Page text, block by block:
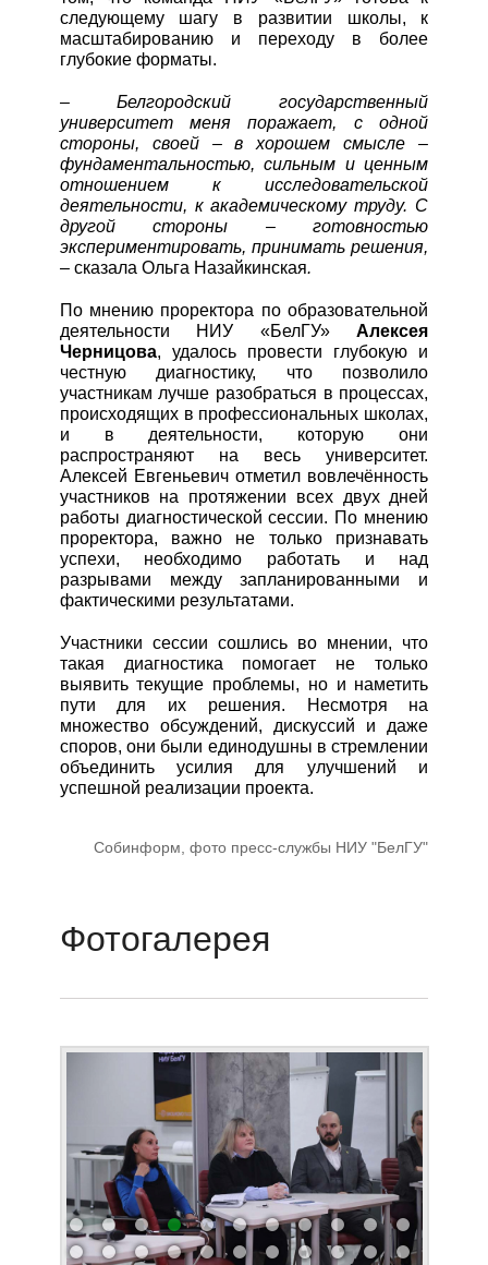
следующему шагу в развитии школы, к
масштабированию и переходу в более
глубокие форматы.
– Белгородский государственный
университет меня поражает, с одной
стороны, своей – в хорошем смысле –
фундаментальностью, сильным и ценным
отношением к исследовательской
деятельности, к академическому труду. С
другой стороны – готовностью
экспериментировать, принимать решения,
– сказала Ольга Назайкинская.
По мнению проректора по образовательной
деятельности НИУ «БелГУ»Алексея
Черницова, удалось провести глубокую и
честную диагностику, что позволило
участникам лучше разобраться в процессах,
происходящих в профессиональных школах,
и в деятельности, которую они
распространяют на весь университет.
Алексей Евгеньевич отметил вовлечённость
участников на протяжении всех двух дней
работы диагностической сессии. По мнению
проректора, важно не только признавать
успехи, необходимо работать и над
разрывами между запланированными и
фактическими результатами.
Участники сессии сошлись во мнении, что
такая диагностика помогает не только
выявить текущие проблемы, но и наметить
пути для их решения. Несмотря на
множество обсуждений, дискуссий и даже
споров, они были единодушны в стремлении
объединить усилия для улучшений и
успешной реализации проекта.
Собинформ, фото пресс-службы НИУ "БелГУ"
Фотогалерея